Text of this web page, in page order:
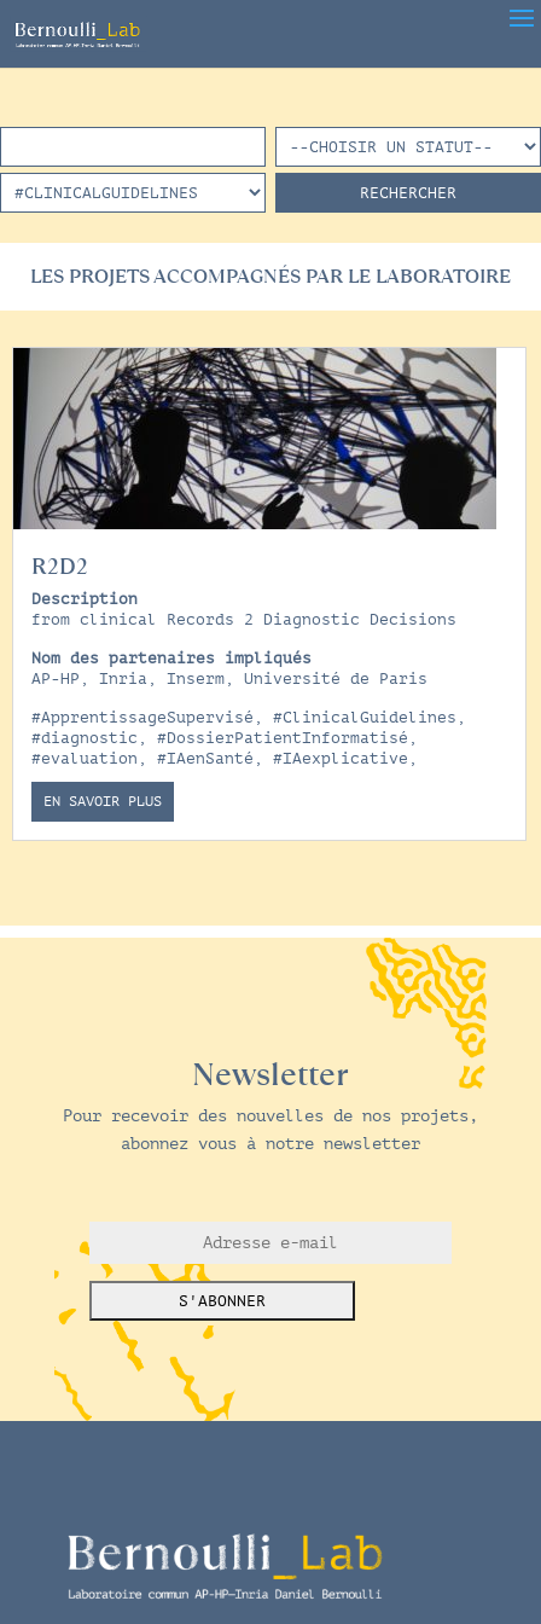
LES PROJETS ACCOMPAGNÉS PAR LE LABORATOIRE
R2D2
Description
from clinical Records 2 Diagnostic Decisions
Nom des partenaires impliqués
AP-HP, Inria, Inserm, Université de Paris
#ApprentissageSupervisé , #ClinicalGuidelines ,
#diagnostic , #DossierPatientInformatisé ,
#evaluation , #IAenSanté , #IAexplicative ,
EN SAVOIR PLUS
Newsletter
Pour recevoir des nouvelles de nos projets,
abonnez vous à notre newsletter